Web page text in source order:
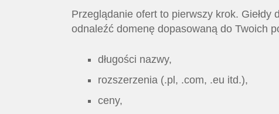
Przeglądanie ofert to pierwszy krok. Giełdy
odnaleźć domenę dopasowaną do Twoich
długości nazwy,
rozszerzenia (.pl, .com, .eu itd.),
ceny,